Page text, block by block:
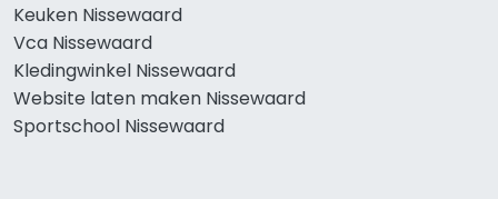
Keuken Nissewaard
Vca Nissewaard
Kledingwinkel Nissewaard
Website laten maken Nissewaard
Sportschool Nissewaard